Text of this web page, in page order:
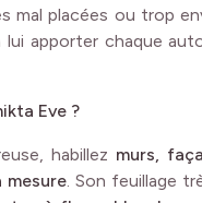
apporter chaque
. Son feuillage
à fleurs blanches